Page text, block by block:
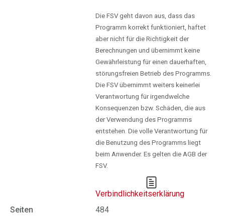
Die FSV geht davon aus, dass das
Programm korrekt funktioniert, haftet
aber nicht für die Richtigkeit der
Berechnungen und übernimmt keine
Gewährleistung für einen dauerhaften,
störungsfreien Betrieb des Programms.
Die FSV übernimmt weiters keinerlei
Verantwortung für irgendwelche
Konsequenzen bzw. Schäden, die aus
der Verwendung des Programms
entstehen. Die volle Verantwortung für
die Benutzung des Programms liegt
beim Anwender. Es gelten die AGB der
FSV.
Verbindlichkeitserklärung
Seiten
484